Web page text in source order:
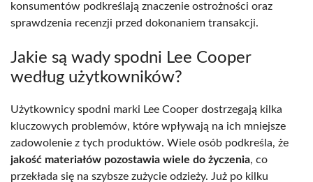
konsumentów podkreślają znaczenie ostrożności oraz
sprawdzenia recenzji przed dokonaniem transakcji.
Jakie są wady spodni Lee Cooper
według użytkowników?
Użytkownicy spodni marki Lee Cooper dostrzegają kilka
kluczowych problemów, które wpływają na ich mniejsze
zadowolenie z tych produktów. Wiele osób podkreśla, że
jakość materiałów pozostawia wiele do życzenia, co
przekłada się na szybsze zużycie odzieży. Już po kilku